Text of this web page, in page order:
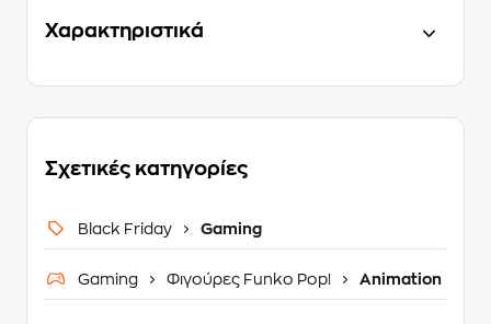
Χαρακτηριστικά
Σχετικές κατηγορίες
Black Friday Gaming
Gaming Φιγούρες Funko Pop! Animation